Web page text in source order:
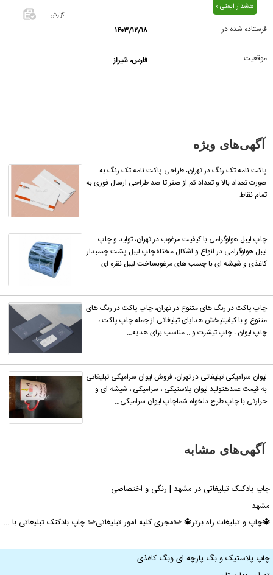
هشدار ایمنی ›
گزارش
فرستاده شده در ۱۴۰۳/۱۲/۱۸
موقعیت فارس، شیراز
آگهی‌های ویژه
پاکت نامه تک رنگ در تهران، طراحی پاکت نامه تک رنگ به
صورت تعداد بالا و تعداد کم از صفر تا صد طراحی ارسال فوری به
تمام نقاط
چاپ لیبل هولوگرامی با کیفیت مرغوب در تهران، تولید و چاپ
لیبل هولوگرامی در انواع و اشکال مختلفچاپ لیبل پشت چسبدار
کاغذی و شیشه ای با چسب های مرغوبساخت لیبل نقره ای …
چاپ پاکت در رنگ های متنوع در تهران، چاپ پاکت در رنگ های
متنوع و با کیفیتپخش هدایای تبلیغاتی از جمله چاپ پاکت ،
چاپ لیوان ، چاپ تیشرت و .. مناسب برای هدیه…
لیوان سرامیکی تبلیغاتی در تهران، فروش لیوان سرامیکی تبلیغاتی
به قیمت عمدهتولید لیوان پلاستیکی ، سرامیکی ، شیشه ای و
حرارتی با چاپ طرح دلخواه شماچاپ لیوان سرامیکی…
آگهی‌های مشابه
بادکنک تبلیغاتی در مشهد | رنگی و اختصاصی
و تبلیغات راه برتر🔱 ✏️مجری کلیه امور تبلیغاتی✏️ چاپ بادکنک تبلیغاتی با …
پلاستیک و بگ پارچه ای وبگ کاغذی